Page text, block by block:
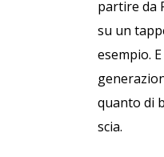
partire da
su un
esempio.
quanto di
scia.